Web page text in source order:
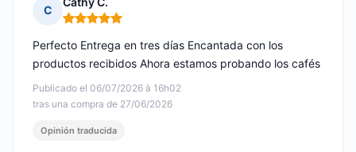
C
Nota: 5 de 5
Publicado el 06/07/2026 à 16h02
tras una compra de 27/06/2026
Perfecto Entrega en tres días Encantada con los
productos recibidos Ahora estamos probando los cafés
Opinión traducida